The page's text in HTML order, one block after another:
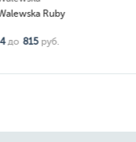
Pani Walewska Noir
от